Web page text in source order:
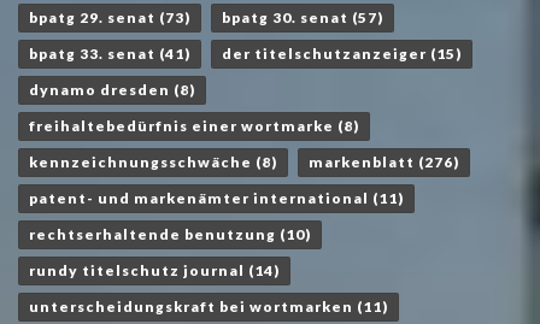
bpatg 29. senat (73) bpatg 30. senat (57)
bpatg 33. senat (41) der titelschutzanzeiger (15)
dynamo dresden (8)
freihaltebedürfnis einer wortmarke (8)
kennzeichnungsschwäche (8) markenblatt (276)
patent- und markenämter international (11)
rechtserhaltende benutzung (10)
rundy titelschutz journal (14)
unterscheidungskraft bei wortmarken (11)